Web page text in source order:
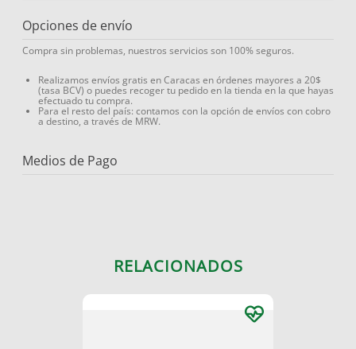
Opciones de envío
Compra sin problemas, nuestros servicios son 100% seguros.
Realizamos envíos gratis en Caracas en órdenes mayores a 20$
(tasa BCV) o puedes recoger tu pedido en la tienda en la que hayas
efectuado tu compra.
Para el resto del país: contamos con la opción de envíos con cobro
a destino, a través de MRW.
Medios de Pago
RELACIONADOS